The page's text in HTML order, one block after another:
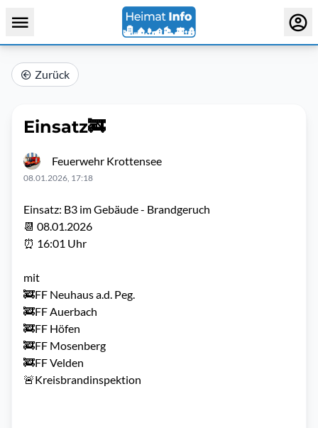
Zurück
Einsatz🚒
Feuerwehr Krottensee
08.01.2026, 17:18
Einsatz: B3 im Gebäude - Brandgeruch
📆 08.01.2026
⏰ 16:01 Uhr
mit
🚒FF Neuhaus a.d. Peg.
🚒FF Auerbach
🚒FF Höfen
🚒FF Mosenberg
🚒FF Velden
🚨Kreisbrandinspektion